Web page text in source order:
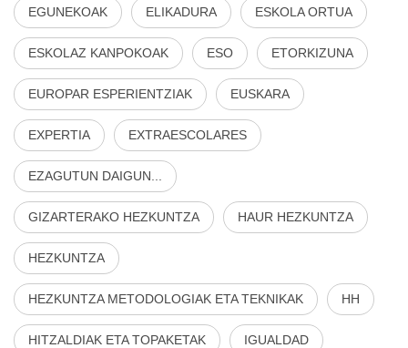
EGUNEKOAK ELIKADURA ESKOLA ORTUA
ESKOLAZ KANPOKOAK ESO ETORKIZUNA
EUROPAR ESPERIENTZIAK EUSKARA
EXPERTIA EXTRAESCOLARES
EZAGUTUN DAIGUN...
GIZARTERAKO HEZKUNTZA HAUR HEZKUNTZA
HEZKUNTZA
HEZKUNTZA METODOLOGIAK ETA TEKNIKAK HH
HITZALDIAK ETA TOPAKETAK IGUALDAD